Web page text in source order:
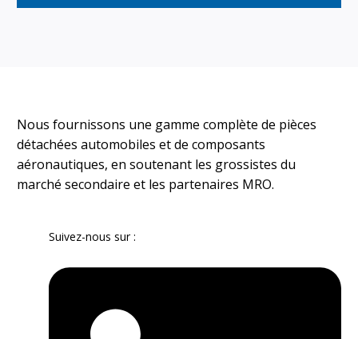
Nous fournissons une gamme complète de pièces
détachées automobiles et de composants
aéronautiques, en soutenant les grossistes du
marché secondaire et les partenaires MRO.
Suivez-nous sur :